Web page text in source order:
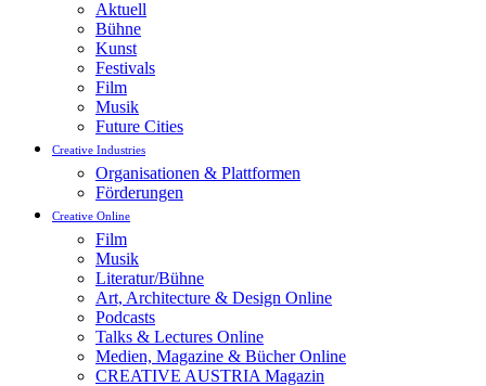
Aktuell
Bühne
Kunst
Festivals
Film
Musik
Future Cities
Creative Industries
Organisationen & Plattformen
Förderungen
Creative Online
Film
Musik
Literatur/Bühne
Art, Architecture & Design Online
Podcasts
Talks & Lectures Online
Medien, Magazine & Bücher Online
CREATIVE AUSTRIA Magazin